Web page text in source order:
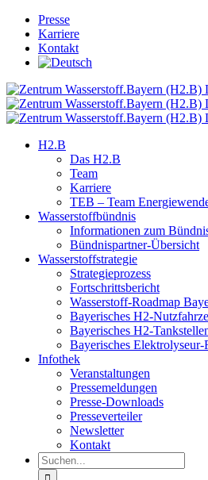
Skip
content
Presse
Karriere
Kontakt
H2.B
Das H2.B
Team
Karriere
TEB – Team
Wasserstoffbündnis
Informationen zum
Bündnispartner-Übersicht
Wasserstoffstrategie
Strategieprozess
Fortschrittsbericht
Wasserstoff-Roadmap
Bayerisches H2-
Bayerisches H2-
Bayerisches
Infothek
Veranstaltungen
Pressemeldungen
Presse-Downloads
Presseverteiler
Newsletter
Kontakt
Suche
nach: